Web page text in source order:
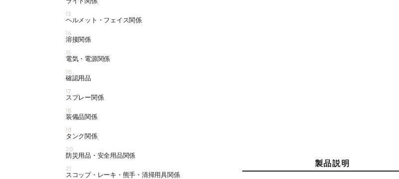
製品説明
13
ヘルメット・フェイス関係
14
溶接関係
15
電気・電源関係
16
確認用品
17
スプレー関係
18
装備品関係
19
タンク関係
20
防災用品・安全用品関係
21
スコップ・レーキ・熊手・清掃用具関係